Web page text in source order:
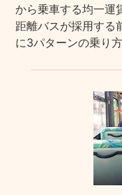
から乗車する均一運
距離バスが採用する
に3パターンの乗り